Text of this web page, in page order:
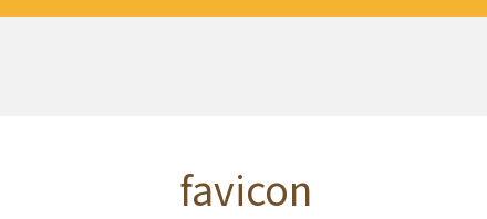
favicon